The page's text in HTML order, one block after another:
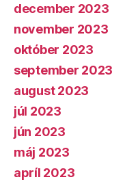
december 2023
november 2023
október 2023
september 2023
august 2023
júl 2023
jún 2023
máj 2023
apríl 2023